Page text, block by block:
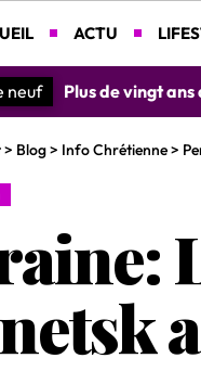
ACTU
neuf Plus de vingt
> Blog> Info Chrétienne>